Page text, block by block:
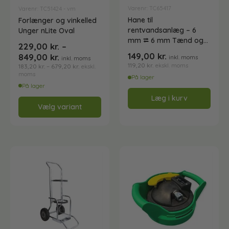
Tæpperengøring
Toiletpapir
Universalrengøring
Varenr: TC51424 - vm
Forlænger og vinkelled
Unger nLite Oval
229,00 kr. –
849,00 kr. inkl. moms
183,20 kr. – 679,20 kr. ekskl.
moms
På lager
Vælg variant
Varenr: TC65417
Hane til
rentvandsanlæg – 6
mm ⮂ 6 mm Tænd og
149,00 kr. inkl. moms
119,20 kr. ekskl. moms
På lager
Læg i kurv